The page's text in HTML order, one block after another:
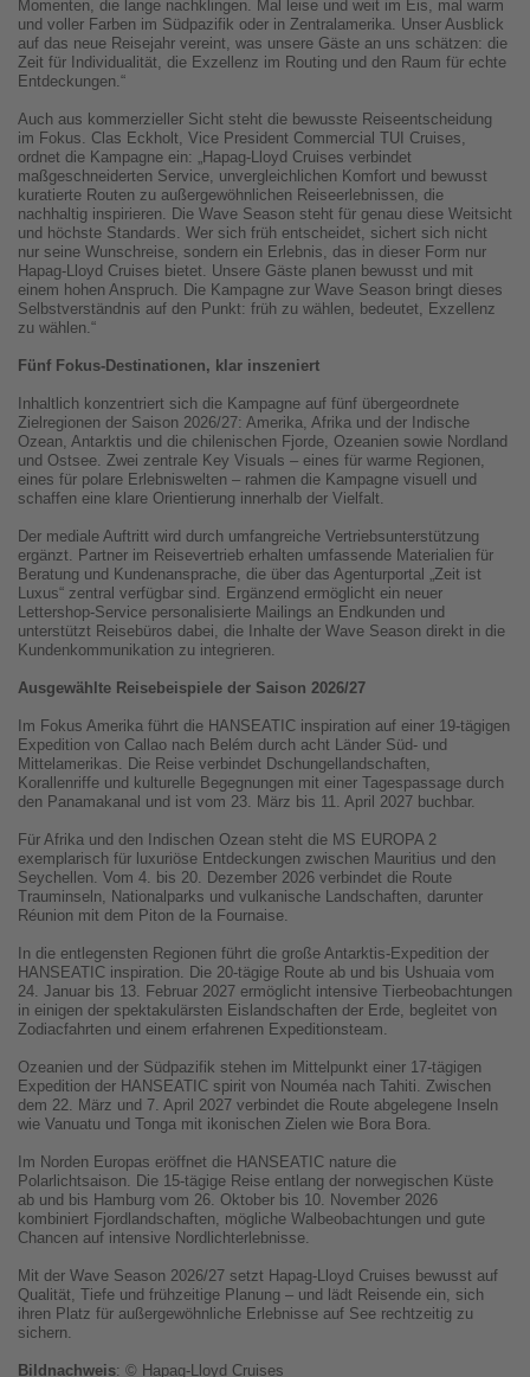
Momenten, die lange nachklingen. Mal leise und weit im Eis, mal warm
und voller Farben im Südpazifik oder in Zentralamerika. Unser Ausblick
auf das neue Reisejahr vereint, was unsere Gäste an uns schätzen: die
Zeit für Individualität, die Exzellenz im Routing und den Raum für echte
Entdeckungen.“
Auch aus kommerzieller Sicht steht die bewusste Reiseentscheidung
im Fokus. Clas Eckholt, Vice President Commercial TUI Cruises,
ordnet die Kampagne ein: „Hapag-Lloyd Cruises verbindet
maßgeschneiderten Service, unvergleichlichen Komfort und bewusst
kuratierte Routen zu außergewöhnlichen Reiseerlebnissen, die
nachhaltig inspirieren. Die Wave Season steht für genau diese Weitsicht
und höchste Standards. Wer sich früh entscheidet, sichert sich nicht
nur seine Wunschreise, sondern ein Erlebnis, das in dieser Form nur
Hapag-Lloyd Cruises bietet. Unsere Gäste planen bewusst und mit
einem hohen Anspruch. Die Kampagne zur Wave Season bringt dieses
Selbstverständnis auf den Punkt: früh zu wählen, bedeutet, Exzellenz
zu wählen.“
Fünf Fokus-Destinationen, klar inszeniert
Inhaltlich konzentriert sich die Kampagne auf fünf übergeordnete
Zielregionen der Saison 2026/27: Amerika, Afrika und der Indische
Ozean, Antarktis und die chilenischen Fjorde, Ozeanien sowie Nordland
und Ostsee. Zwei zentrale Key Visuals – eines für warme Regionen,
eines für polare Erlebniswelten – rahmen die Kampagne visuell und
schaffen eine klare Orientierung innerhalb der Vielfalt.
Der mediale Auftritt wird durch umfangreiche Vertriebsunterstützung
ergänzt. Partner im Reisevertrieb erhalten umfassende Materialien für
Beratung und Kundenansprache, die über das Agenturportal „Zeit ist
Luxus“ zentral verfügbar sind. Ergänzend ermöglicht ein neuer
Lettershop-Service personalisierte Mailings an Endkunden und
unterstützt Reisebüros dabei, die Inhalte der Wave Season direkt in die
Kundenkommunikation zu integrieren.
Ausgewählte Reisebeispiele der Saison 2026/27
Im Fokus Amerika führt die HANSEATIC inspiration auf einer 19-tägigen
Expedition von Callao nach Belém durch acht Länder Süd- und
Mittelamerikas. Die Reise verbindet Dschungellandschaften,
Korallenriffe und kulturelle Begegnungen mit einer Tagespassage durch
den Panamakanal und ist vom 23. März bis 11. April 2027 buchbar.
Für Afrika und den Indischen Ozean steht die MS EUROPA 2
exemplarisch für luxuriöse Entdeckungen zwischen Mauritius und den
Seychellen. Vom 4. bis 20. Dezember 2026 verbindet die Route
Trauminseln, Nationalparks und vulkanische Landschaften, darunter
Réunion mit dem Piton de la Fournaise.
In die entlegensten Regionen führt die große Antarktis-Expedition der
HANSEATIC inspiration. Die 20-tägige Route ab und bis Ushuaia vom
24. Januar bis 13. Februar 2027 ermöglicht intensive Tierbeobachtungen
in einigen der spektakulärsten Eislandschaften der Erde, begleitet von
Zodiacfahrten und einem erfahrenen Expeditionsteam.
Ozeanien und der Südpazifik stehen im Mittelpunkt einer 17-tägigen
Expedition der HANSEATIC spirit von Nouméa nach Tahiti. Zwischen
dem 22. März und 7. April 2027 verbindet die Route abgelegene Inseln
wie Vanuatu und Tonga mit ikonischen Zielen wie Bora Bora.
Im Norden Europas eröffnet die HANSEATIC nature die
Polarlichtsaison. Die 15-tägige Reise entlang der norwegischen Küste
ab und bis Hamburg vom 26. Oktober bis 10. November 2026
kombiniert Fjordlandschaften, mögliche Walbeobachtungen und gute
Chancen auf intensive Nordlichterlebnisse.
Mit der Wave Season 2026/27 setzt Hapag-Lloyd Cruises bewusst auf
Qualität, Tiefe und frühzeitige Planung – und lädt Reisende ein, sich
ihren Platz für außergewöhnliche Erlebnisse auf See rechtzeitig zu
sichern.
Bildnachweis: © Hapag-Lloyd Cruises